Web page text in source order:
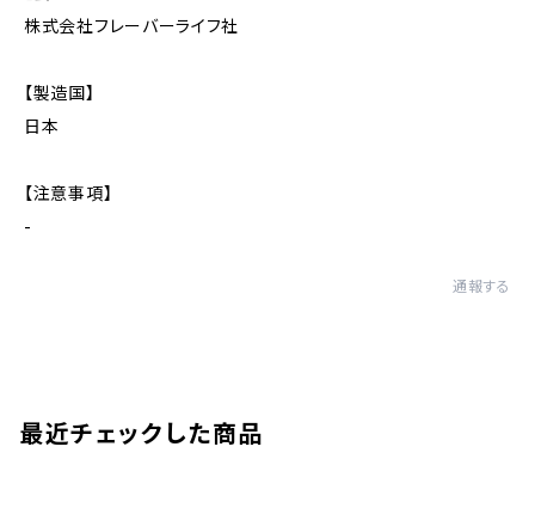
株式会社フレーバーライフ社
【製造国】
日本
【注意事項】
-
通報する
最近チェックした商品